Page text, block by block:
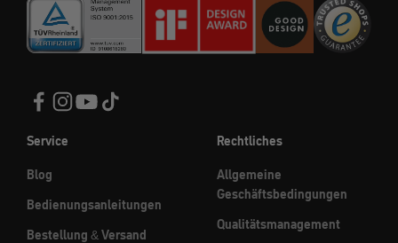
Service
Blog
Bedienungsanleitungen
Bestellung & Versand
Rechtliches
Allgemeine
Geschäftsbedingungen
Qualitätsmanagement